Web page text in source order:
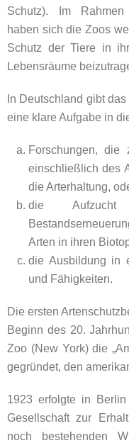
Schutz). Im Rahmen
haben sich die Zoos
Schutz der Tiere in
Lebensräume
In Deutschland gibt
eine klare Aufgabe in
Forschungen, die
einschließlich des
die Arterhaltung,
die
Arten in ihren
die Ausbildung in
und Fähigkeiten.
Die ersten
Beginn des 20.
Zoo (New York) die
gegründet, den
1923 erfolgte in Berlin
Gesellschaft zur
noch bestehenden